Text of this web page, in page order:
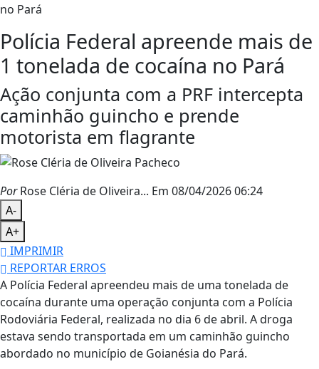
Polícia Federal apreende mais de
1 tonelada de cocaína no Pará
Ação conjunta com a PRF intercepta
caminhão guincho e prende
motorista em flagrante
PorRose Cléria de Oliveira... Em 08/04/2026 06:24
A-
A+
IMPRIMIR
REPORTAR ERROS
A Polícia Federal apreendeu mais de uma tonelada de
cocaína durante uma operação conjunta com a Polícia
Rodoviária Federal, realizada no dia 6 de abril. A droga
estava sendo transportada em um caminhão guincho
abordado no município de Goianésia do Pará.